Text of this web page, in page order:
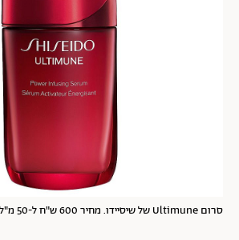
סרום Ultimune של שיסיידו. מחיר 600 ש"ח ל-50 מ"ל | צילום: יח"צ